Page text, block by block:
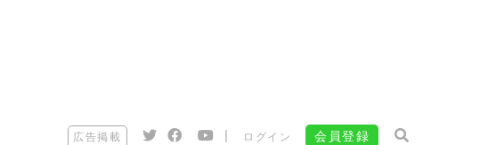
広告掲載 | ログイン 会員登録